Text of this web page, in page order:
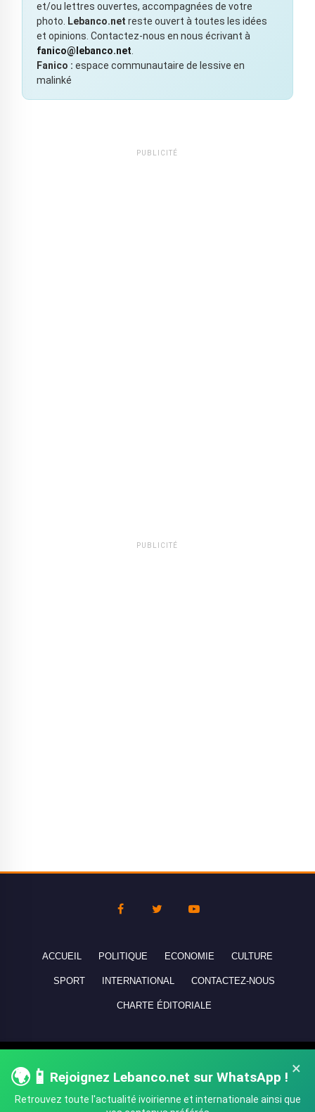
et/ou lettres ouvertes, accompagnées de votre
photo.
Lebanco.net reste ouvert à toutes les idées
et opinions. Contactez-nous en nous écrivant à
fanico@lebanco.net
Fanico : espace communautaire de lessive en
malinké
PUBLICITÉ
PUBLICITÉ
×
🌍📱 Rejoignez Lebanco.net sur WhatsApp !
Retrouvez toute l'actualité ivoirienne et internationale ainsi que
ACCUEIL POLITIQUE ECONOMIE CULTURE
SPORT INTERNATIONAL CONTACTEZ-NOUS
CHARTE ÉDITORIALE
réservés - All rights reserved.